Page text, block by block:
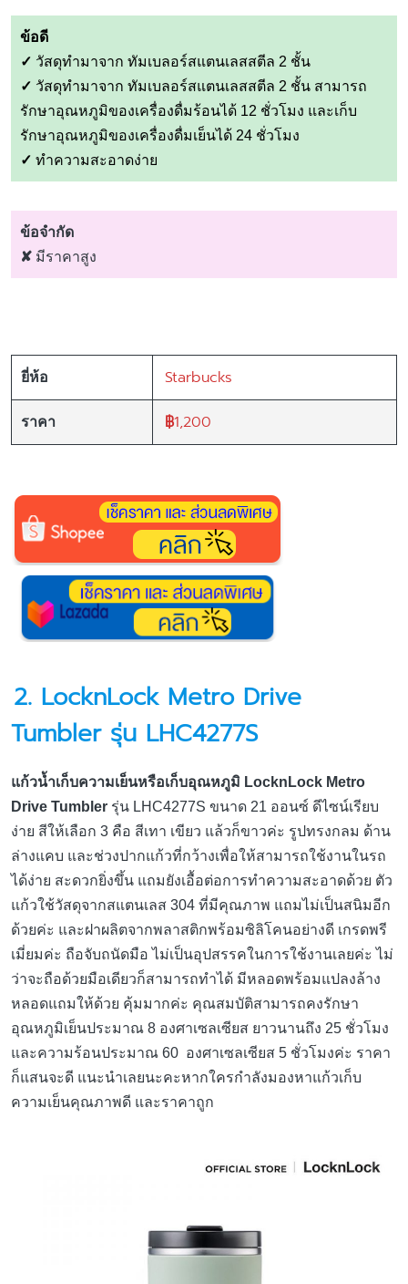
ข้อดี
✓ วัสดุทำมาจาก ทัมเบลอร์สแตนเลสสตีล 2 ชั้น
✓ วัสดุทำมาจาก ทัมเบลอร์สแตนเลสสตีล 2 ชั้น สามารถ
รักษาอุณหภูมิของเครื่องดื่มร้อนได้ 12 ชั่วโมง และเก็บ
รักษาอุณหภูมิของเครื่องดื่มเย็นได้ 24 ชั่วโมง
✓ ทำความสะอาดง่าย
ข้อจำกัด
✘ มีราคาสูง
ยี่ห้อ Starbucks
ราคา ฿1,200
2. LocknLock Metro Drive
Tumbler รุ่น LHC4277S
แก้วน้ำเก็บความเย็นหรือเก็บอุณหภูมิ LocknLock Metro
Drive Tumbler รุ่น LHC4277S ขนาด 21 ออนซ์ ดีไซน์เรียบ
ง่าย สีให้เลือก 3 คือ สีเทา เขียว แล้วก็ขาวค่ะ รูปทรงกลม ด้าน
ล่างแคบ และช่วงปากแก้วที่กว้างเพื่อให้สามารถใช้งานในรถ
ได้ง่าย สะดวกยิ่งขึ้น แถมยังเอื้อต่อการทำความสะอาดด้วย ตัว
แก้วใช้วัสดุจากสแตนเลส 304 ที่มีคุณภาพ แถมไม่เป็นสนิมอีก
ด้วยค่ะ และฝาผลิตจากพลาสติกพร้อมซิลิโคนอย่างดี เกรดพรี
เมี่ยมค่ะ ถือจับถนัดมือ ไม่เป็นอุปสรรคในการใช้งานเลยค่ะ ไม่
ว่าจะถือด้วยมือเดียวก็สามารถทำได้ มีหลอดพร้อมแปลงล้าง
หลอดแถมให้ด้วย คุ้มมากค่ะ คุณสมบัติสามารถคงรักษา
อุณหภูมิเย็นประมาณ 8 องศาเซลเซียส ยาวนานถึง 25 ชั่วโมง
และความร้อนประมาณ 60 องศาเซลเซียส 5 ชั่วโมงค่ะ ราคา
ก็แสนจะดี แนะนำเลยนะคะหากใครกำลังมองหาแก้วเก็บ
ความเย็นคุณภาพดี และราคาถูก